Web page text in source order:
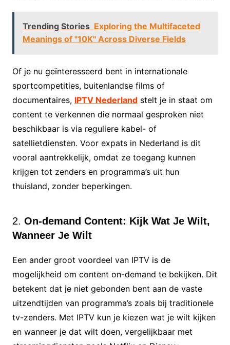
Trending Stories Exploring the Multifaceted
Meanings of "10K" Across Diverse Fields
Of je nu geïnteresseerd bent in internationale
sportcompetities, buitenlandse films of
documentaires, IPTV Nederlandstelt je in staat om
content te verkennen die normaal gesproken niet
beschikbaar is via reguliere kabel- of
satellietdiensten. Voor expats in Nederland is dit
vooral aantrekkelijk, omdat ze toegang kunnen
krijgen tot zenders en programma’s uit hun
thuisland, zonder beperkingen.
2. On-demand Content: Kijk Wat Je Wilt,
Wanneer Je Wilt
Een ander groot voordeel van IPTV is de
mogelijkheid om content on-demand te bekijken. Dit
betekent dat je niet gebonden bent aan de vaste
uitzendtijden van programma’s zoals bij traditionele
tv-zenders. Met IPTV kun je kiezen wat je wilt kijken
en wanneer je dat wilt doen, vergelijkbaar met